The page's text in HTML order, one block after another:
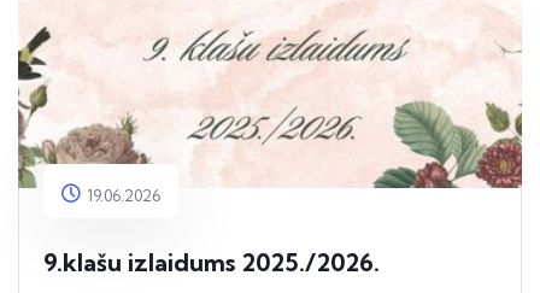
19.06.2026
9.klašu izlaidums 2025./2026.